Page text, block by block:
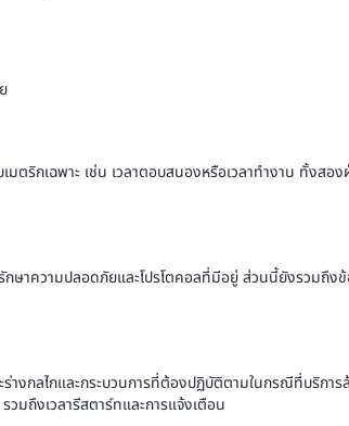
ตริกเฉพาะ เช่น เวลาตอบสนองหรือเวลาทำงาน ทั้งสอง
ษาความปลอดภัยและโปรโตคอลที่มีอยู่ ส่วนนี้ยังรวมถึง
ร่างกลไกและกระบวนการที่ต้องปฏิบัติตามในกรณีที่บริการ
มถึงเวลารีสตาร์ทและการแจ้งเตือน